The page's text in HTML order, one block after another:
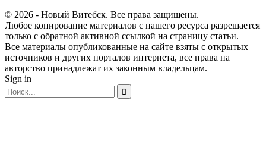
© 2026 - Новый Витебск. Все права защищены.
Любое копирование материалов с нашего ресурса разрешается
только с обратной активной ссылкой на страницу статьи.
Все материалы опубликованные на сайте взяты с открытых
источников и других порталов интернета, все права на
авторство принадлежат их законным владельцам.
Sign in